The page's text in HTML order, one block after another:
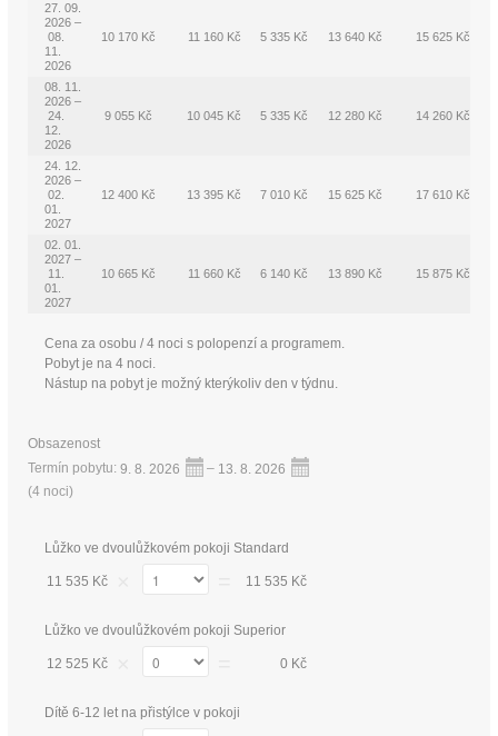
27. 09.
2026 –
08.
11.
2026
10 170 Kč 11 160 Kč 5 335 Kč 13 640 Kč 15 625 Kč
08. 11.
2026 –
24.
12.
2026
9 055 Kč 10 045 Kč 5 335 Kč 12 280 Kč 14 260 Kč
24. 12.
2026 –
02.
01.
2027
12 400 Kč 13 395 Kč 7 010 Kč 15 625 Kč 17 610 Kč
02. 01.
2027 –
11.
01.
2027
10 665 Kč 11 660 Kč 6 140 Kč 13 890 Kč 15 875 Kč
Cena za osobu / 4 noci s polopenzí a programem.
Pobyt je na 4 noci.
Nástup na pobyt je možný kterýkoliv den v týdnu.
Obsazenost
Termín pobytu: 9. 8. 2026 – 13. 8. 2026
(4 noci)
Lůžko ve dvoulůžkovém pokoji Standard
11 535 Kč 11 535 Kč
Lůžko ve dvoulůžkovém pokoji Superior
12 525 Kč 0 Kč
Dítě 6-12 let na přistýlce v pokoji